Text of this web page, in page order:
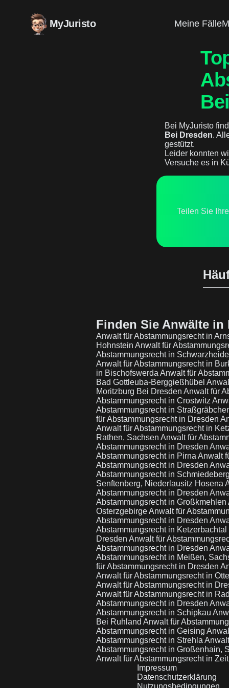
MyJuristo Meine Fälle
Bei MyJuristo
Bei Dresden.
gestützt.
Leider konnten
Versuche es in
Teilen Sie
Finden Sie Anwälte in
Anwalt für Abstammungsrecht in
Hohnstein Anwalt für
Abstammungsrecht in
Anwalt für Abstammungsrecht in
in Bischofswerda Anwalt für
Bad Gottleuba-Berggießhübel
Moritzburg Bei Dresden Anwalt für
Abstammungsrecht in Crostwitz
Abstammungsrecht in
für Abstammungsrecht in Dresden
Anwalt für Abstammungsrecht in
Rathen, Sachsen Anwalt für
Abstammungsrecht in Dresden
Abstammungsrecht in Pirna Anwalt
Abstammungsrecht in Dresden
Abstammungsrecht in
Senftenberg, Niederlausitz Hosena
Abstammungsrecht in Dresden
Abstammungsrecht in Großkmehlen
OsterzgebirgeAnwalt für
Abstammungsrecht in Dresden
Abstammungsrecht in
Dresden Anwalt für
Abstammungsrecht in Dresden
Abstammungsrecht in Meißen,
für Abstammungsrecht in Dresden
Anwalt für Abstammungsrecht in
Anwalt für Abstammungsrecht in
Anwalt für Abstammungsrecht in
Abstammungsrecht in Dresden
Abstammungsrecht in Schipkau
Bei Ruhland Anwalt für
Abstammungsrecht in Geising
Abstammungsrecht in Strehla
Abstammungsrecht in Großenhain,
Anwalt für Abstammungsrecht in
Impressum
Datenschutzerklärung
Nutzungsbedingungen